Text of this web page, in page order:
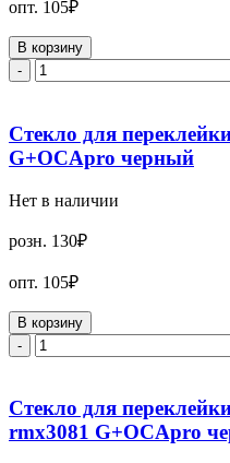
опт. 105₽
В корзину
-
Стекло для
G+OCApro черный
Нет в наличии
розн. 130₽
опт. 105₽
В корзину
-
Стекло для
rmx3081 G+OCApro